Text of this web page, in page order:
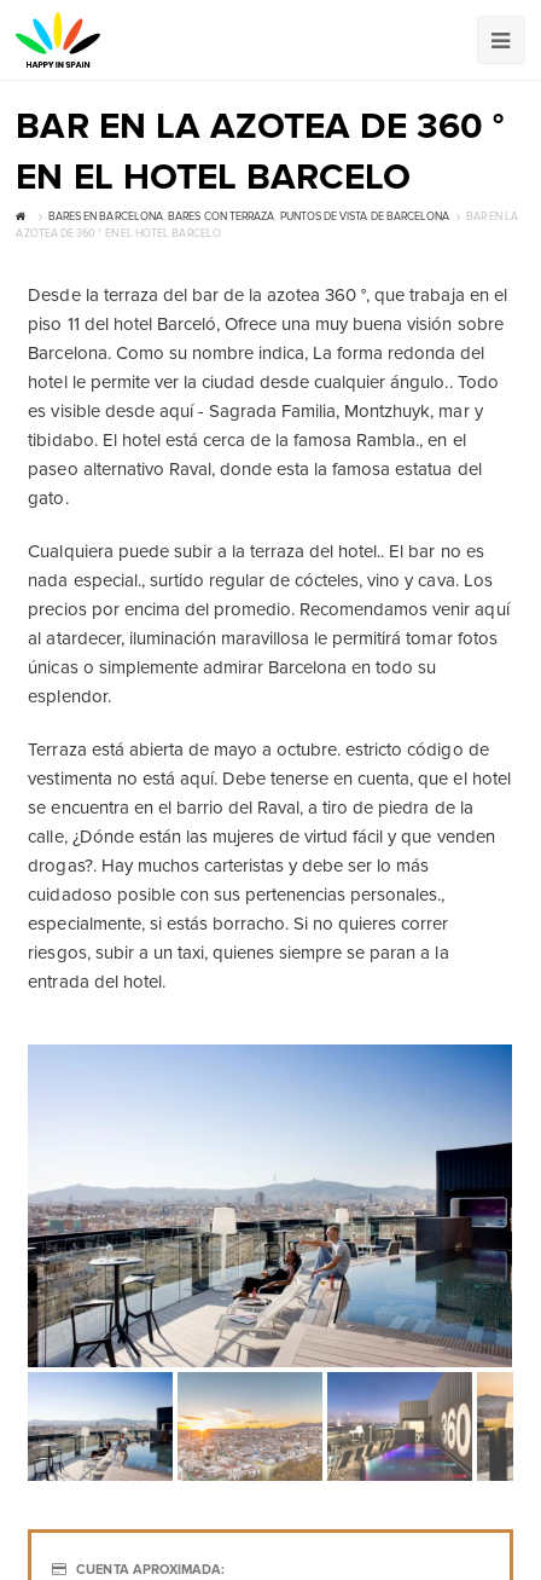
BAR EN LA AZOTEA DE 360 ​​°
EN EL HOTEL BARCELO
BARES EN BARCELONA, BARES CON TERRAZA, PUNTOS DE VISTA DE BARCELONA
BAR EN LA
AZOTEA DE 360 ​​° EN EL HOTEL BARCELO
Desde la terraza del bar de la azotea 360 °, que trabaja en el
piso 11 del hotel Barceló, Ofrece una muy buena visión sobre
Barcelona. Como su nombre indica, La forma redonda del
hotel le permite ver la ciudad desde cualquier ángulo.. Todo
es visible desde aquí - Sagrada Familia, Montzhuyk, mar y
tibidabo. El hotel está cerca de la famosa Rambla., en el
paseo alternativo Raval, donde esta la famosa estatua del
gato.
Cualquiera puede subir a la terraza del hotel.. El bar no es
nada especial., surtido regular de cócteles, vino y cava. Los
precios por encima del promedio. Recomendamos venir aquí
al atardecer, iluminación maravillosa le permitirá tomar fotos
únicas o simplemente admirar Barcelona en todo su
esplendor.
Terraza está abierta de mayo a octubre. estricto código de
vestimenta no está aquí. Debe tenerse en cuenta, que el hotel
se encuentra en el barrio del Raval, a tiro de piedra de la
calle, ¿Dónde están las mujeres de virtud fácil y que venden
drogas?. Hay muchos carteristas y debe ser lo más
cuidadoso posible con sus pertenencias personales.,
especialmente, si estás borracho. Si no quieres correr
riesgos, subir a un taxi, quienes siempre se paran a la
entrada del hotel.
CUENTA APROXIMADA: